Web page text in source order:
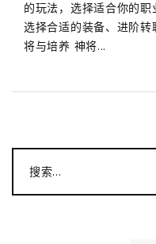
的玩法，选择适合你的职
选择合适的装备、进阶
将与培养 神将...
搜索...